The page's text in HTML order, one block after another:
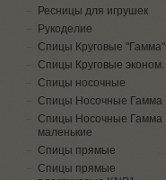
Ресницы для игрушек
Рукоделие
Спицы Круговые "Гамма"
Спицы Круговые эконом.
Спицы носочные
Спицы Носочные Гамма
Спицы Носочные Гамма
маленькие
Спицы прямые
Спицы прямые